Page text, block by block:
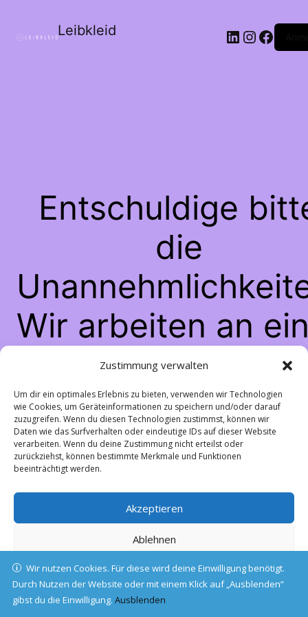
Zustimmung verwalten
Um dir ein optimales Erlebnis zu bieten, verwenden wir Technologien
wie Cookies, um Geräteinformationen zu speichern und/oder darauf
zuzugreifen. Wenn du diesen Technologien zustimmst, können wir
Daten wie das Surfverhalten oder eindeutige IDs auf dieser Website
verarbeiten. Wenn du deine Zustimmung nicht erteilst oder
zurückziehst, können bestimmte Merkmale und Funktionen
beeinträchtigt werden.
Akzeptieren
Ablehnen
Einstellungen ansehen
Cookie-RichtlinieDatenschutz
Leibkleid LinkedIn
Entschuldige
die
Wir arbeiten an
großartigen
schau bald
vorbei!
Wir nutzen Cookies. Für diese wird deine Einwilligung benötigt.
Durch Nutzen der Website oder mit einem Klick auf „Ausblenden“
gibst du die Einwilligung.Ausblenden